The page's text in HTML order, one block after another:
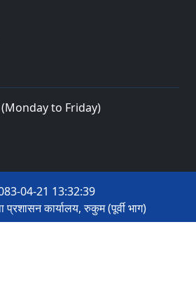
to Friday)
04-21 13:32:39
प्रशासन कार्यालय, रुकुम (पूर्वी भाग)